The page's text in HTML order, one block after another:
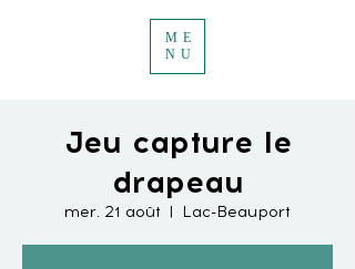
ME
NU
Jeu capture le
drapeau
mer. 21 août
  |
Lac-Beauport